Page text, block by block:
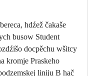
hdźež čakaše
busow Student
docpěchu wšitcy
kromje Praskeho
liniju B hač